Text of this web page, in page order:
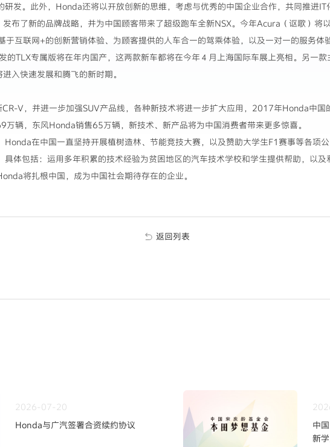
发。此外，Honda还将以开放创新的思维，考虑与优秀的中国企业合作，共同推进IT
布了新的品牌战略，并为中国顾客带来了超级跑车全新NSX。今年Acura（讴歌）将
互联网+的创新营销体验、为顾客提供的人车合一的驾乘体验，以及一对一的服务体
的TLX专属版将在年内国产，这两款新车都将在今年４月上海国际车展上亮相。另一
入快速发展和腾飞的新时期。
V，并进一步加强SUV产品线，各种新技术将进一步扩大应用，2017年Honda中国
辆，东风Honda销售65万辆，新技术、新产品将为中国消费者带来更多惊喜。
Honda在中国一直坚持开展植树造林、节能竞技大赛，以及赞助大学生F1赛事等各项
具体包括：运用多年积累的技术经验为贫困地区的汽车技术学校和学生提供帮助，以
将扎根中国，成为中国社会期待存在的企业。
返回列表
2026-07-20
Honda与广汽签署合资续约协议
中
新